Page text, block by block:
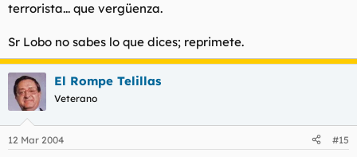
terrorista... que vergüenza.
Sr Lobo no sabes lo que dices; reprimete.
El Rompe Telillas
Veterano
12 Mar 2004 #15